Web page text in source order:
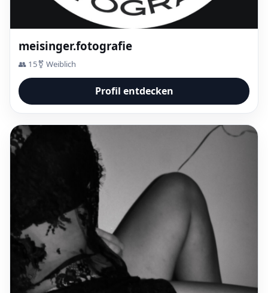
meisinger.fotografie
👥 15⚧ Weiblich
Profil entdecken